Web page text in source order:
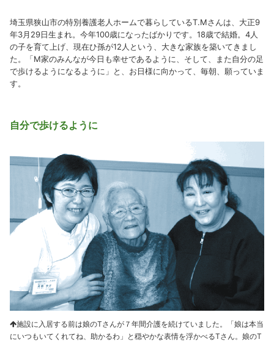
埼玉県狭山市の特別養護老人ホームで暮らしているT.Mさんは、大正9
年3月29日生まれ。今年100歳になったばかりです。18歳で結婚。4人
の子を育て上げ、現在ひ孫が12人という、大きな家族を築いてきまし
た。「M家のみんなが今日も幸せであるように、そして、また自分の足
で歩けるようになるように」と、お日様に向かって、毎朝、願っていま
す。
自分で歩けるように
施設に入居する前は娘のTさんが７年間介護を続けていました。「娘は本当
にいつもいてくれてね、助かるわ」と穏やかな表情を浮かべるTさん。娘のT